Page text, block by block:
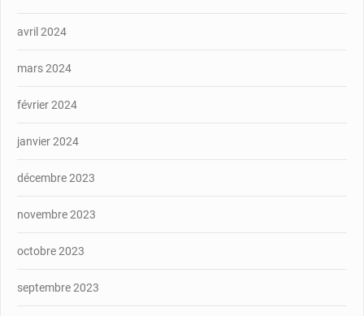
avril 2024
mars 2024
février 2024
janvier 2024
décembre 2023
novembre 2023
octobre 2023
septembre 2023